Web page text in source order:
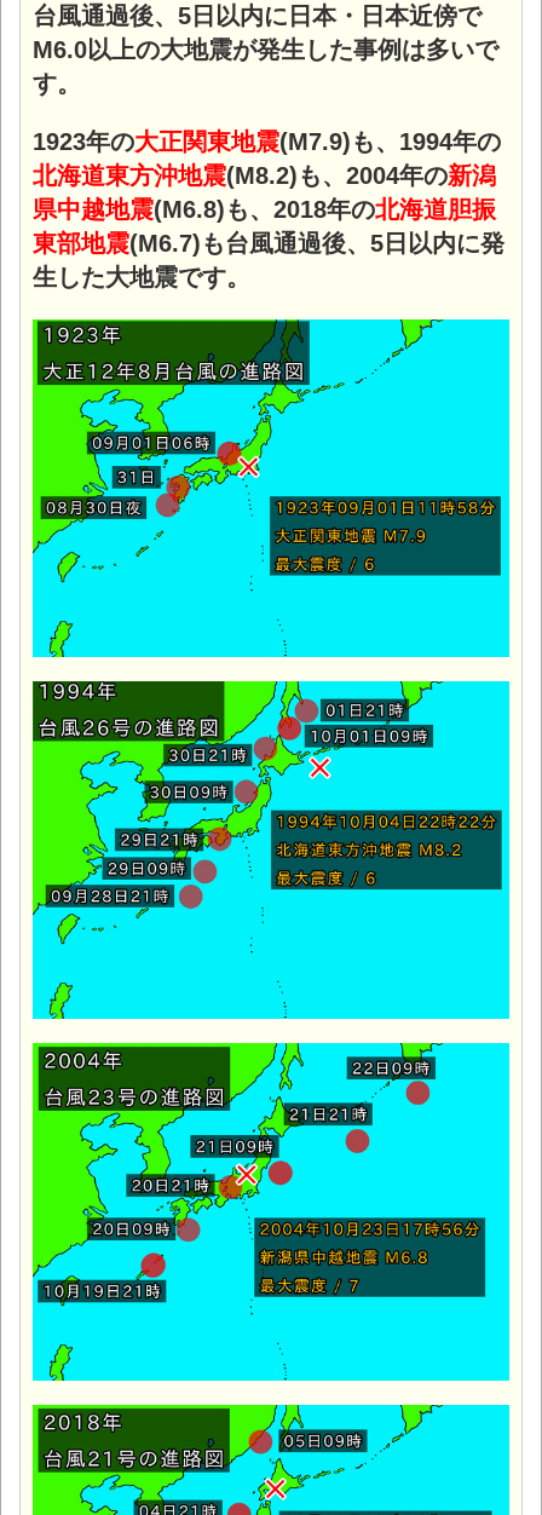
台風通過後、5日以内に日本・日本近傍で
M6.0以上の大地震が発生した事例は多いで
す。
1923年の大正関東地震(M7.9)も、1994年の
北海道東方沖地震(M8.2)も、2004年の新潟
県中越地震(M6.8)も、2018年の北海道胆振
東部地震(M6.7)も台風通過後、5日以内に発
生した大地震です。